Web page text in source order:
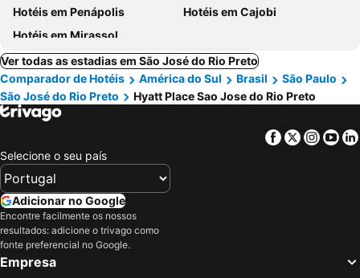
Hotéis em Penápolis
Hotéis em Cajobi
Hotéis em Mirassol
Ver todas as estadias em São José do Rio Preto
Comparador de Hotéis
América do Sul Brasil
São Paulo
São José do Rio Preto
Hyatt Place Sao Jose do Rio Preto
Facebook
Twitter
Selecione o seu país
Adicionar no Google
Encontre facilmente os nossos
resultados: adicione o trivago como
fonte preferencial no Google.
Empresa